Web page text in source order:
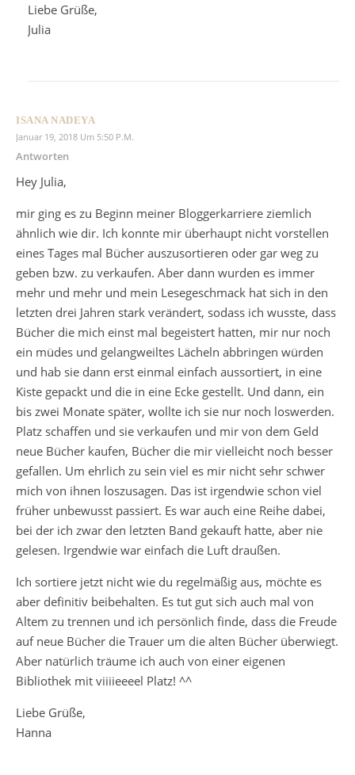
Liebe Grüße,
Julia
ISANA NADEYA
Januar 19, 2018 Um 5:50 P.m.
Antworten
Hey Julia,
mir ging es zu Beginn meiner Bloggerkarriere ziemlich
ähnlich wie dir. Ich konnte mir überhaupt nicht vorstellen
eines Tages mal Bücher auszusortieren oder gar weg zu
geben bzw. zu verkaufen. Aber dann wurden es immer
mehr und mehr und mein Lesegeschmack hat sich in den
letzten drei Jahren stark verändert, sodass ich wusste, dass
Bücher die mich einst mal begeistert hatten, mir nur noch
ein müdes und gelangweiltes Lächeln abbringen würden
und hab sie dann erst einmal einfach aussortiert, in eine
Kiste gepackt und die in eine Ecke gestellt. Und dann, ein
bis zwei Monate später, wollte ich sie nur noch loswerden.
Platz schaffen und sie verkaufen und mir von dem Geld
neue Bücher kaufen, Bücher die mir vielleicht noch besser
gefallen. Um ehrlich zu sein viel es mir nicht sehr schwer
mich von ihnen loszusagen. Das ist irgendwie schon viel
früher unbewusst passiert. Es war auch eine Reihe dabei,
bei der ich zwar den letzten Band gekauft hatte, aber nie
gelesen. Irgendwie war einfach die Luft draußen.
Ich sortiere jetzt nicht wie du regelmäßig aus, möchte es
aber definitiv beibehalten. Es tut gut sich auch mal von
Altem zu trennen und ich persönlich finde, dass die Freude
auf neue Bücher die Trauer um die alten Bücher überwiegt.
Aber natürlich träume ich auch von einer eigenen
Bibliothek mit viiiieeeel Platz! ^^
Liebe Grüße,
Hanna